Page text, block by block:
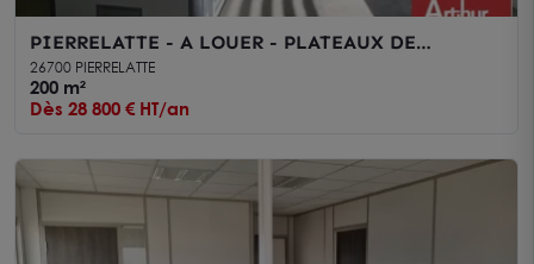
PIERRELATTE - A LOUER - PLATEAUX DE
BUREAUX EN ETAGE AVEC PARKING
26700 PIERRELATTE
200 m²
Dès 28 800 € HT/an